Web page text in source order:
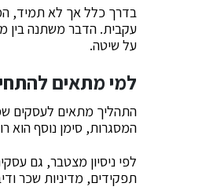
בדרך כלל אך לא תמיד,
עקבית. הדבר משתנה בין
על שיטה.
למי מתאים
התהליך מתאים לעסקים
המסגרות, סימן נוסף הוא
לפי ניסיון מצטבר, גם
תפקידים, מדיניות שכר